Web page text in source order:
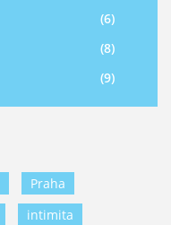
(6)
(8)
(9)
Praha
intimita